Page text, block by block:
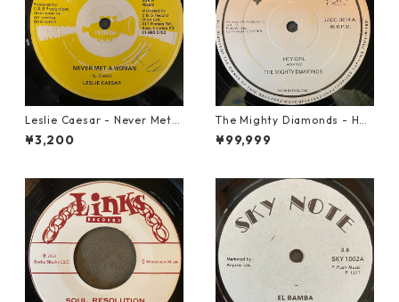
Leslie Caesar - Never Met A
Woman【12-50067】
¥3,200
The Mighty Diamonds - Hey
Girl【12-50053】
¥99,999